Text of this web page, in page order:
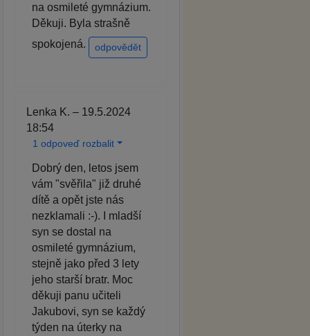
na osmileté gymnázium.
Děkuji. Byla strašně
spokojená.
odpovědět
Lenka K. – 19.5.2024
18:54
1 odpoveď rozbalit
Dobrý den, letos jsem
vám "svěřila" již druhé
dítě a opět jste nás
nezklamali :-). I mladší
syn se dostal na
osmileté gymnázium,
stejně jako před 3 lety
jeho starší bratr. Moc
děkuji panu učiteli
Jakubovi, syn se každý
týden na úterky na